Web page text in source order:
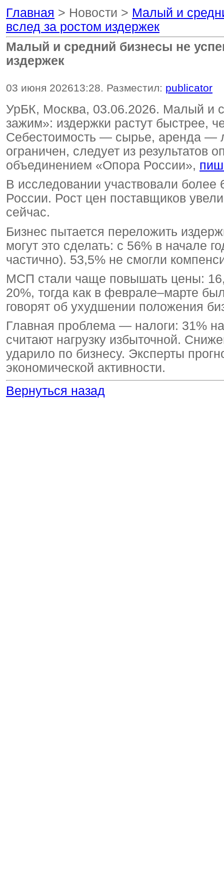
Главная > Новости > Малый и
вслед за ростом издержек
Малый и средний бизнесы не
издержек
03 июня 202613:28. Разместил: publicator
УрБК, Москва, 03.06.2026. Малый и
зажим»: издержки растут быстрее,
Себестоимость — сырье, аренда —
ограничен, следует из результатов
объединением «Опора России»,
В исследовании участвовали более
России. Рост цен поставщиков
сейчас.
Бизнес пытается переложить
могут это сделать: с 56% в начале
частично). 53,5% не смогли
МСП стали чаще повышать цены:
20%, тогда как в феврале–марте
говорят об ухудшении положения
Главная проблема — налоги: 31%
считают нагрузку избыточной.
ударило по бизнесу. Эксперты
экономической активности.
Вернуться назад